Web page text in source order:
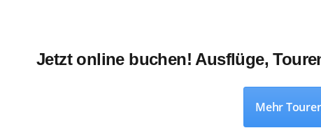
Jetzt online buchen! Ausflüge,
Mehr